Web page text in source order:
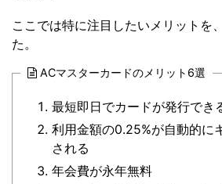
ここでは特に注目したいメリットを
た。
ACマスターカードのメリット6選
最短即日でカードが発行でき
利用金額の0.25%が自動的に
される
年会費が永年無料